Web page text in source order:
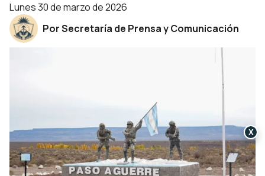
lunes 30 de marzo de 2026
Por Secretaría de Prensa y Comunicación
X